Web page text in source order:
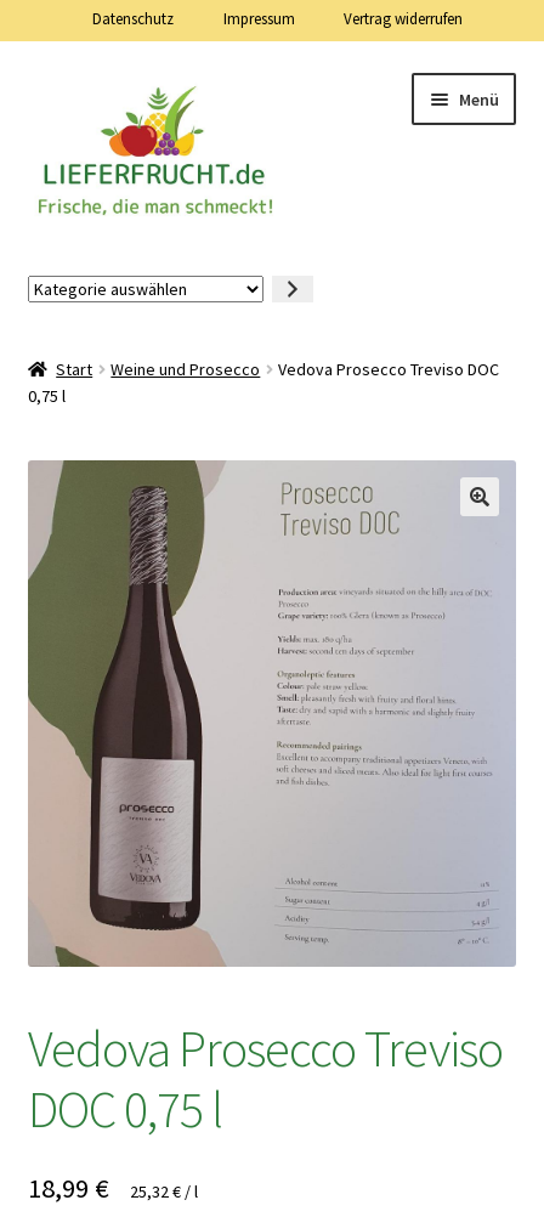
Datenschutz Impressum Vertrag widerrufen
Menü
Warenkorb
Vertrag widerrufen
Kategorie
Start Weine und Prosecco
Vedova Prosecco Treviso DOC
0,75 l
Vedova Prosecco Treviso
DOC 0,75 l
18,99 € 25,32€ /l